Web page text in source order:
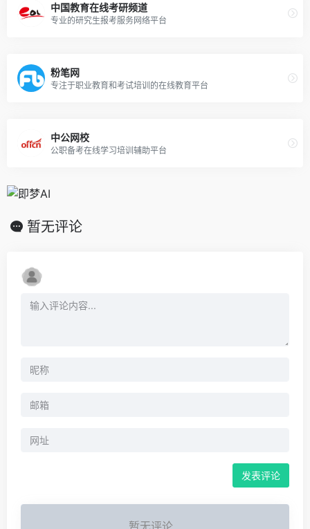
中国教育在线考研频道
专业的研究生报考服务网络平台
粉笔网
专注于职业教育和考试培训的在线教育平台
中公网校
公职备考在线学习培训辅助平台
暂无评论
暂无评论...